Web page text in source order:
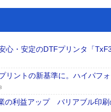
・安定のDTFプリンタ「
ントの新基準に。ハイパフ
利益アップ バリアブル印刷